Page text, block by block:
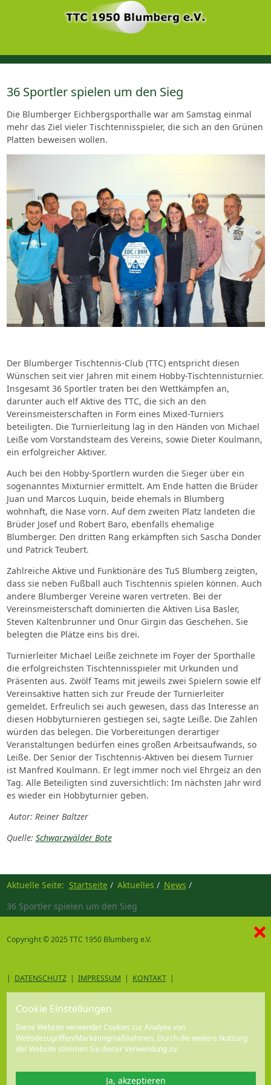
36 Sportler spielen um den Sieg
Die Blumberger Eichbergsporthalle war am Samstag einmal
mehr das Ziel vieler Tischtennisspieler, die sich an den Grünen
Platten beweisen wollen.
Der Blumberger Tischtennis-Club (TTC) entspricht diesen
Wünschen seit vier Jahren mit einem Hobby-Tischtennisturnier.
Insgesamt 36 Sportler traten bei den Wettkämpfen an,
darunter auch elf Aktive des TTC, die sich an den
Vereinsmeisterschaften in Form eines Mixed-Turniers
beteiligten. Die Turnierleitung lag in den Händen von Michael
Leiße vom Vorstandsteam des Vereins, sowie Dieter Koulmann,
ein erfolgreicher Aktiver.
Auch bei den Hobby-Sportlern wurden die Sieger über ein
sogenanntes Mixturnier ermittelt. Am Ende hatten die Brüder
Juan und Marcos Luquin, beide ehemals in Blumberg
wohnhaft, die Nase vorn. Auf dem zweiten Platz landeten die
Brüder Josef und Robert Baro, ebenfalls ehemalige
Blumberger. Den dritten Rang erkämpften sich Sascha Donder
und Patrick Teubert.
Zahlreiche Aktive und Funktionäre des TuS Blumberg zeigten,
dass sie neben Fußball auch Tischtennis spielen können. Auch
andere Blumberger Vereine waren vertreten. Bei der
Vereinsmeisterschaft dominierten die Aktiven Lisa Basler,
Steven Kaltenbrunner und Onur Girgin das Geschehen. Sie
belegten die Plätze eins bis drei.
Turnierleiter Michael Leiße zeichnete im Foyer der Sporthalle
die erfolgreichsten Tischtennisspieler mit Urkunden und
Präsenten aus. Zwölf Teams mit jeweils zwei Spielern sowie elf
Vereinsaktive hatten sich zur Freude der Turnierleiter
gemeldet. Erfreulich sei auch gewesen, dass das Interesse an
diesen Hobbyturnieren gestiegen sei, sagte Leiße. Die Zahlen
würden das belegen. Die Vorbereitungen derartiger
Veranstaltungen bedürfen eines großen Arbeitsaufwands, so
Leiße. Der Senior der Tischtennis-Aktiven bei diesem Turnier
ist Manfred Koulmann. Er legt immer noch viel Ehrgeiz an den
Tag. Alle Beteiligten sind zuversichtlich: Im nächsten Jahr wird
es wieder ein Hobbyturnier geben.
Autor: Reiner Baltzer
Quelle: Schwarzwälder Bote
Aktuelle Seite: Startseite Aktuelles
News
36 Sportler spielen um den Sieg
Copyright © 2025 TTC 1950 Blumberg e.V.
| DATENSCHUTZ| IMPRESSUM | KONTAKT|
×
Cookie Einstellungen
Diese Website verwendet Cookies zur Analyse von
Websitezugriffen/Marketingmaßnahmen. Durch die weitere Nutzung
der Website stimmen Sie dieser Verwendung zu.
Ja, akzeptieren